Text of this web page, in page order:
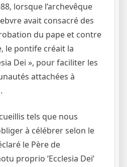
lorsque l’archevêque
avait consacré des
du pape et contre
le pontife créait la
Dei », pour faciliter les
attachées à
tels que nous
à célébrer selon le
le Père de
proprio ‘Ecclesia Dei’